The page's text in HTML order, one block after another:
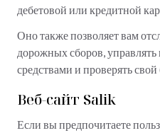
дебетовой или кредитной
Оно также позволяет вам
дорожных сборов,
средствами и проверять свой
Веб-сайт Salik
Если вы предпочитаете